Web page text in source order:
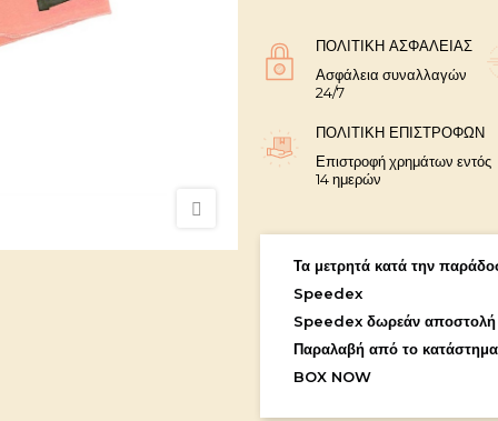
ΠΟΛΙΤΙΚΉ ΑΣΦΑΛΕΊΑΣ
Ασφάλεια συναλλαγών
24/7
ΠΟΛΙΤΙΚΉ ΕΠΙΣΤΡΟΦΏΝ
Επιστροφή χρημάτων εντός
14 ημερών
Τα μετρητά κατά την
Speedex
Speedex δωρεάν αποστολή
Παραλαβή από το κατάστημα
BOX NOW